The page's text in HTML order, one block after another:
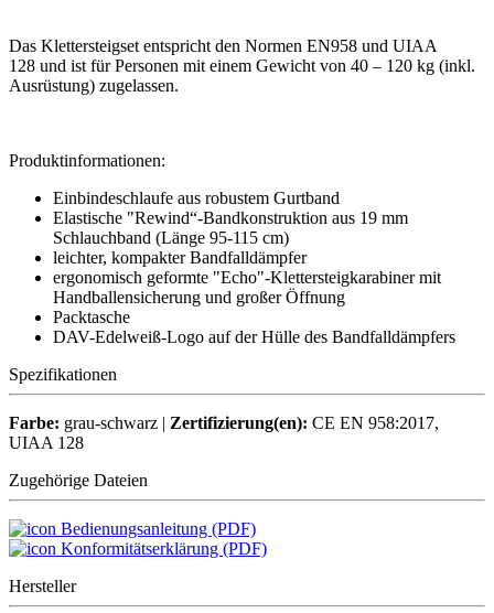
Das Klettersteigset entspricht den Normen EN958 und UIAA
128 und ist für Personen mit einem Gewicht von 40 – 120 kg (inkl.
Ausrüstung) zugelassen.
Produktinformationen:
Einbindeschlaufe aus robustem Gurtband
Elastische "Rewind“-Bandkonstruktion aus 19 mm
Schlauchband (Länge 95-115 cm)
leichter, kompakter Bandfalldämpfer
ergonomisch geformte "Echo"-Klettersteigkarabiner mit
Handballensicherung und großer Öffnung
Packtasche
DAV-Edelweiß-Logo auf der Hülle des Bandfalldämpfers
Spezifikationen
Farbe: grau-schwarz | Zertifizierung(en): CE EN 958:2017,
UIAA 128
Zugehörige Dateien
Bedienungsanleitung (PDF)
Konformitätserklärung (PDF)
Hersteller